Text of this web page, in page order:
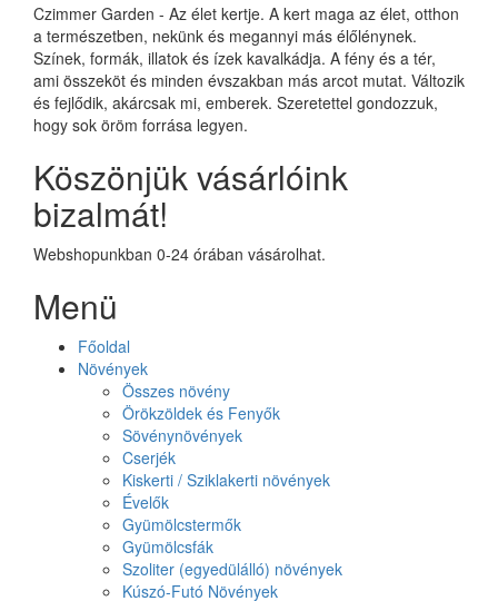
Czimmer Garden - Az élet kertje. A kert maga az élet, otthon
a természetben, nekünk és megannyi más élőlénynek.
Színek, formák, illatok és ízek kavalkádja. A fény és a tér,
ami összeköt és minden évszakban más arcot mutat. Változik
és fejlődik, akárcsak mi, emberek. Szeretettel gondozzuk,
hogy sok öröm forrása legyen.
Köszönjük vásárlóink
bizalmát!
Webshopunkban 0-24 órában vásárolhat.
Menü
Főoldal
Növények
Összes növény
Örökzöldek és Fenyők
Sövénynövények
Cserjék
Kiskerti / Sziklakerti növények
Évelők
Gyümölcstermők
Gyümölcsfák
Szoliter (egyedülálló) növények
Kúszó-Futó Növények